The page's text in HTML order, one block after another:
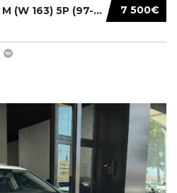
7 500€
MERCEDES BENZ CLASE M (W 163) 5P (97-05) 200...